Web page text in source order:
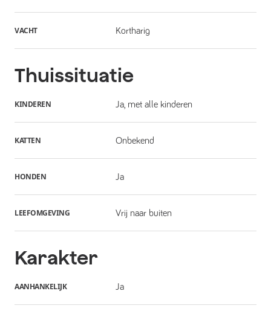
VACHT Kortharig
Thuissituatie
KINDEREN Ja, met alle kinderen
KATTEN Onbekend
HONDEN Ja
LEEFOMGEVING Vrij naar buiten
Karakter
AANHANKELIJK Ja